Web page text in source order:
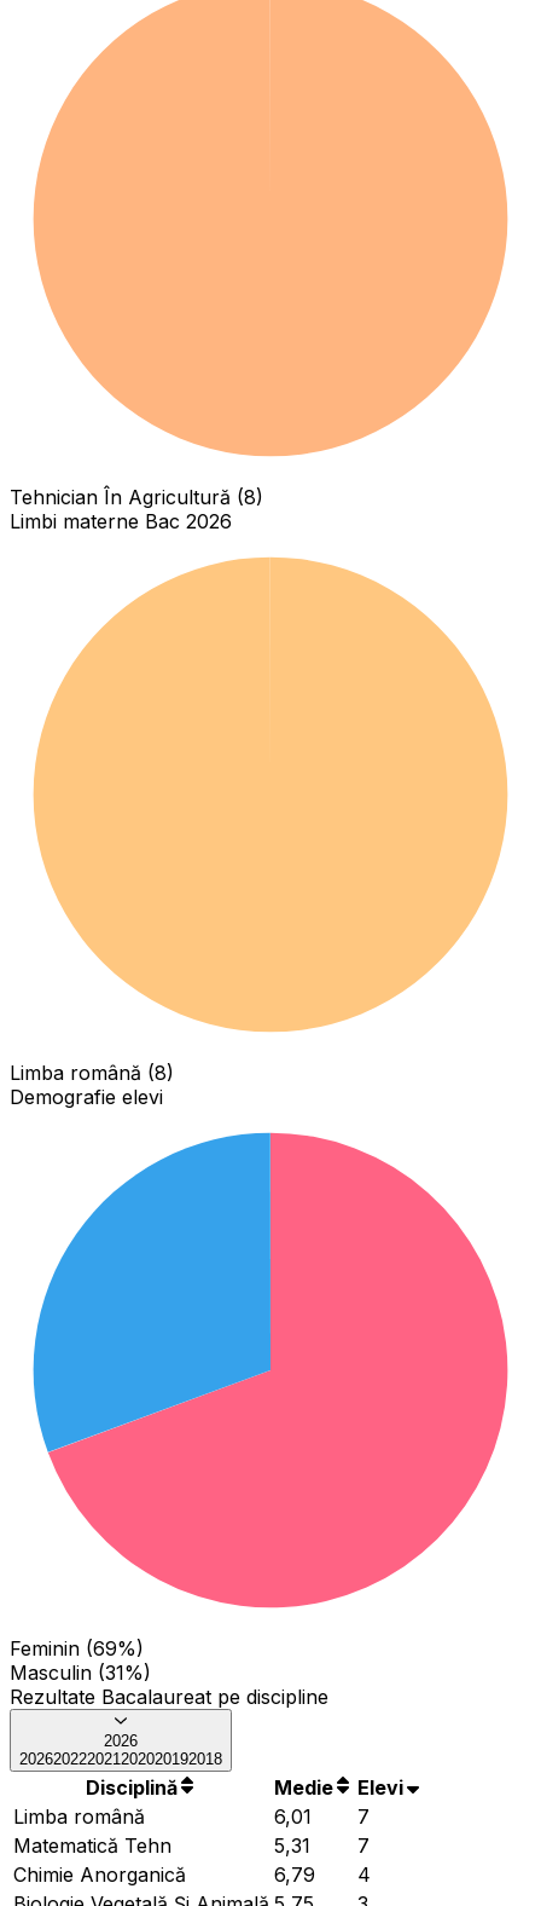
Tehnician În Agricultură (8)
Limbi materne Bac 2026
Limba română (8)
Demografie elevi
Feminin (69%)
Masculin (31%)
Rezultate Bacalaureat pe discipline
2026
202620222021 202020192018
Disciplină Medie
Elevi
Limba română
6,01
7
Matematică Tehn
5,31
7
Chimie Anorganică
6,79
4